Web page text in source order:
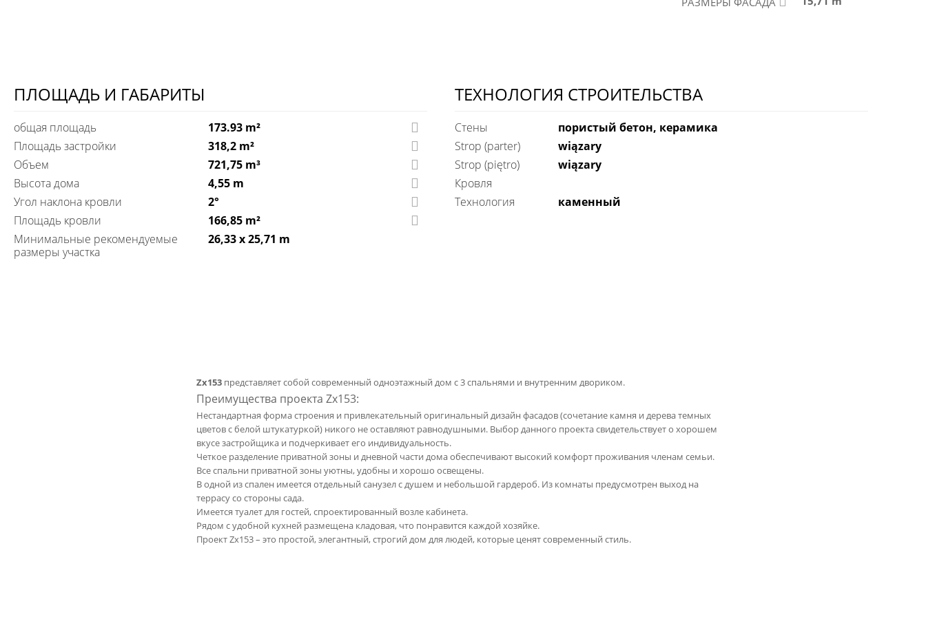
ПЛОЩАДЬ И ГАБАРИТЫ
общая площадь
173.93 m²
Площадь застройки
318,2 m²
Объем
721,75 m³
Высота дома
4,55 m
Угол наклона кровли
2°
Площадь кровли
166,85 m²
Минимальные рекомендуемые
размеры участка
26,33 x 25,71 m
ТЕХНОЛОГИЯ СТРОИТЕЛЬСТВА
Стены
пористый бетон, керамика
Strop (parter)
wiązary
Strop (piętro)
wiązary
Кровля
технология
каменный
Zx153 представляет собой современный одноэтажный дом с 3 спальнями и внутренним двориком.
Преимущества проекта Zx153:
Нестандартная форма строения и привлекательный оригинальный дизайн фасадов (сочетание камня и дерева темных
цветов с белой штукатуркой) никого не оставляют равнодушными. Выбор данного проекта свидетельствует о хорошем
вкусе застройщика и подчеркивает его индивидуальность.
Четкое разделение приватной зоны и дневной части дома обеспечивают высокий комфорт проживания членам семьи.
Все спальни приватной зоны уютны, удобны и хорошо освещены.
В одной из спален имеется отдельный санузел с душем и небольшой гардероб. Из комнаты предусмотрен выход на
террасу со стороны сада.
Имеется туалет для гостей, спроектированный возле кабинета.
Рядом с удобной кухней размещена кладовая, что понравится каждой хозяйке.
Проект Zx153 – это простой, элегантный, строгий дом для людей, которые ценят современный стиль.